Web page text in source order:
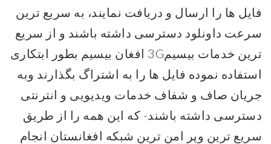
فایل ها را ارسال و دریافت نمایند، به سریع ترین
سرعت داونلود دسترسی داشته باشند و از سریع
ترین خدمات بیسیم3G افغان بیسیم بطور ابتکاری
استفاده نموده فایل ها را به اشتراگ بگذارند وبه
جریان صاف و شفاف خدمات ویدیویی و انترنتی
دسترسی داشته باشند- که این همه را از طریق
سریع ترین وپر امن ترین شبکه افغانستان انجام